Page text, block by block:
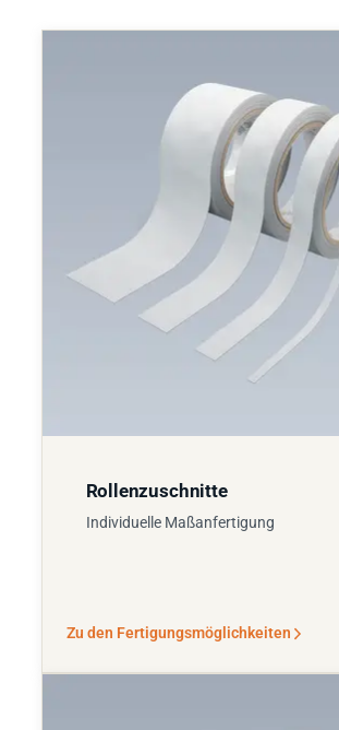
Rollenzuschnitte
Individuelle Maßanfertigung
Zu den Fertigungsmöglichkeiten